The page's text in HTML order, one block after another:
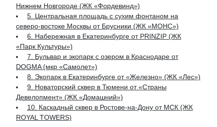
Нижнем Новгороде (ЖК «Фордевинд»)
5. Центральная площадь с сухим фонтаном на
северо-востоке Москвы от Брусники (ЖК «МОНС»)
6. Набережная в Екатеринбурге от PRINZIP (ЖК
«Парк Культуры»)
7. Бульвар и экопарк с озером в Краснодаре от
DOGMA (мкр «Самолет»)
8. Экопарк в Екатеринбурге от «Железно» (ЖК «Лес»)
9. Новаторский сквер в Тюмени от «Страны
Девелопмент» (ЖК «Домашний»)
10. Каскадный сквер в Ростове-на-Дону от МСК (ЖК
ROYAL TOWERS)